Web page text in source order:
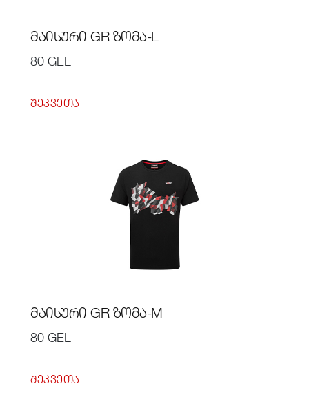
ᲛᲐᲘᲡᲣᲠᲘ GR ᲖᲝᲛᲐ-L
80 GEL
ᲨᲔᲙᲕᲔᲗᲐ
ᲛᲐᲘᲡᲣᲠᲘ GR ᲖᲝᲛᲐ-M
80 GEL
ᲨᲔᲙᲕᲔᲗᲐ